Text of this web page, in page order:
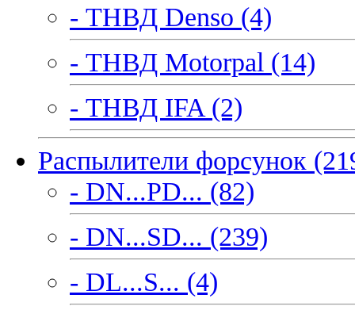
- ТНВД Denso (4)
- ТНВД Motorpal (14)
- ТНВД IFA (2)
Распылители форсунок
- DN...PD... (82)
- DN...SD... (239)
- DL...S... (4)